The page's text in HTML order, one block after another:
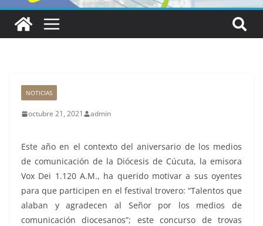
NOTICIAS
octubre 21, 2021 admin
Este año en el contexto del aniversario de los medios
de comunicación de la Diócesis de Cúcuta, la emisora
Vox Dei 1.120 A.M., ha querido motivar a sus oyentes
para que participen en el festival trovero: “Talentos que
alaban y agradecen al Señor por los medios de
comunicación diocesanos”; este concurso de trovas